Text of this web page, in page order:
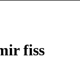
fiss